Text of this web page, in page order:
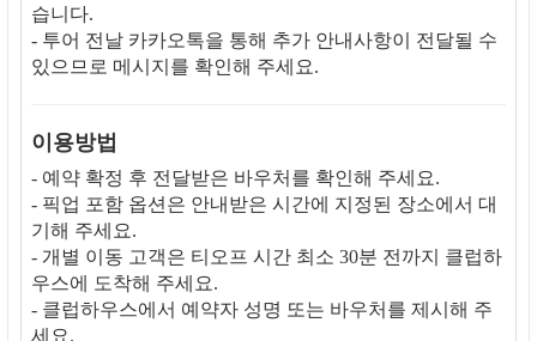
습니다.
- 투어 전날 카카오톡을 통해 추가 안내사항이 전달될 수
있으므로 메시지를 확인해 주세요.
이용방법
- 예약 확정 후 전달받은 바우처를 확인해 주세요.
- 픽업 포함 옵션은 안내받은 시간에 지정된 장소에서 대
기해 주세요.
- 개별 이동 고객은 티오프 시간 최소 30분 전까지 클럽하
우스에 도착해 주세요.
- 클럽하우스에서 예약자 성명 또는 바우처를 제시해 주
세요.